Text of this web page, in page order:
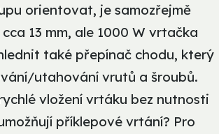
orientovat, je samozřejmě
13 mm, ale 1000 W vrtačka
také přepínač chodu, který
utahování vrutů a šroubů.
vložení vrtáku bez nutnosti
příklepové vrtání? Pro